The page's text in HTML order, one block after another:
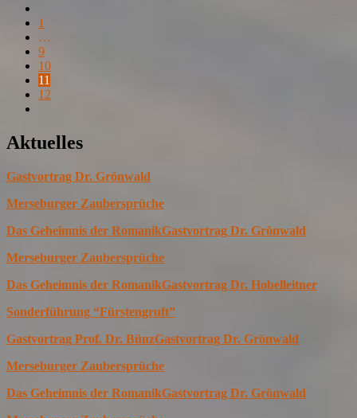
1
…
9
10
11
12
Aktuelles
Gastvortrag Dr. Grönwald
Merseburger Zaubersprüche
Das Geheimnis der RomanikGastvortrag Dr. Grönwald
Merseburger Zaubersprüche
Das Geheimnis der RomanikGastvortrag Dr. Hobelleitner
Sonderführung “Fürstengruft”
Gastvortrag Prof. Dr. BünzGastvortrag Dr. Grönwald
Merseburger Zaubersprüche
Das Geheimnis der RomanikGastvortrag Dr. Grönwald